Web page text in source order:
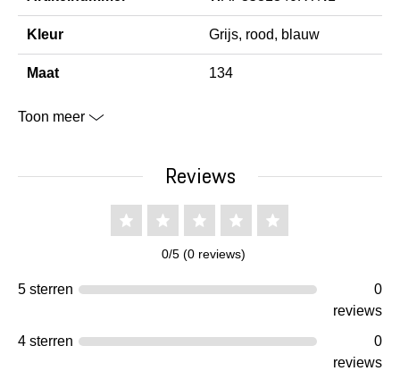
Kleur Grijs, rood, blauw
Maat 134
Toon meer
Reviews
0/5 (0 reviews)
5 sterren
0
reviews
4 sterren
0
reviews